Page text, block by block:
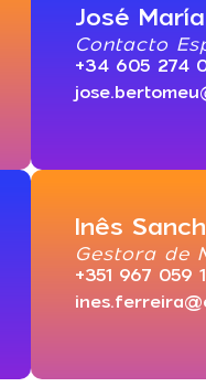
José
Contacto
+34 605 274
Inês
Gestora de
+351 967 059